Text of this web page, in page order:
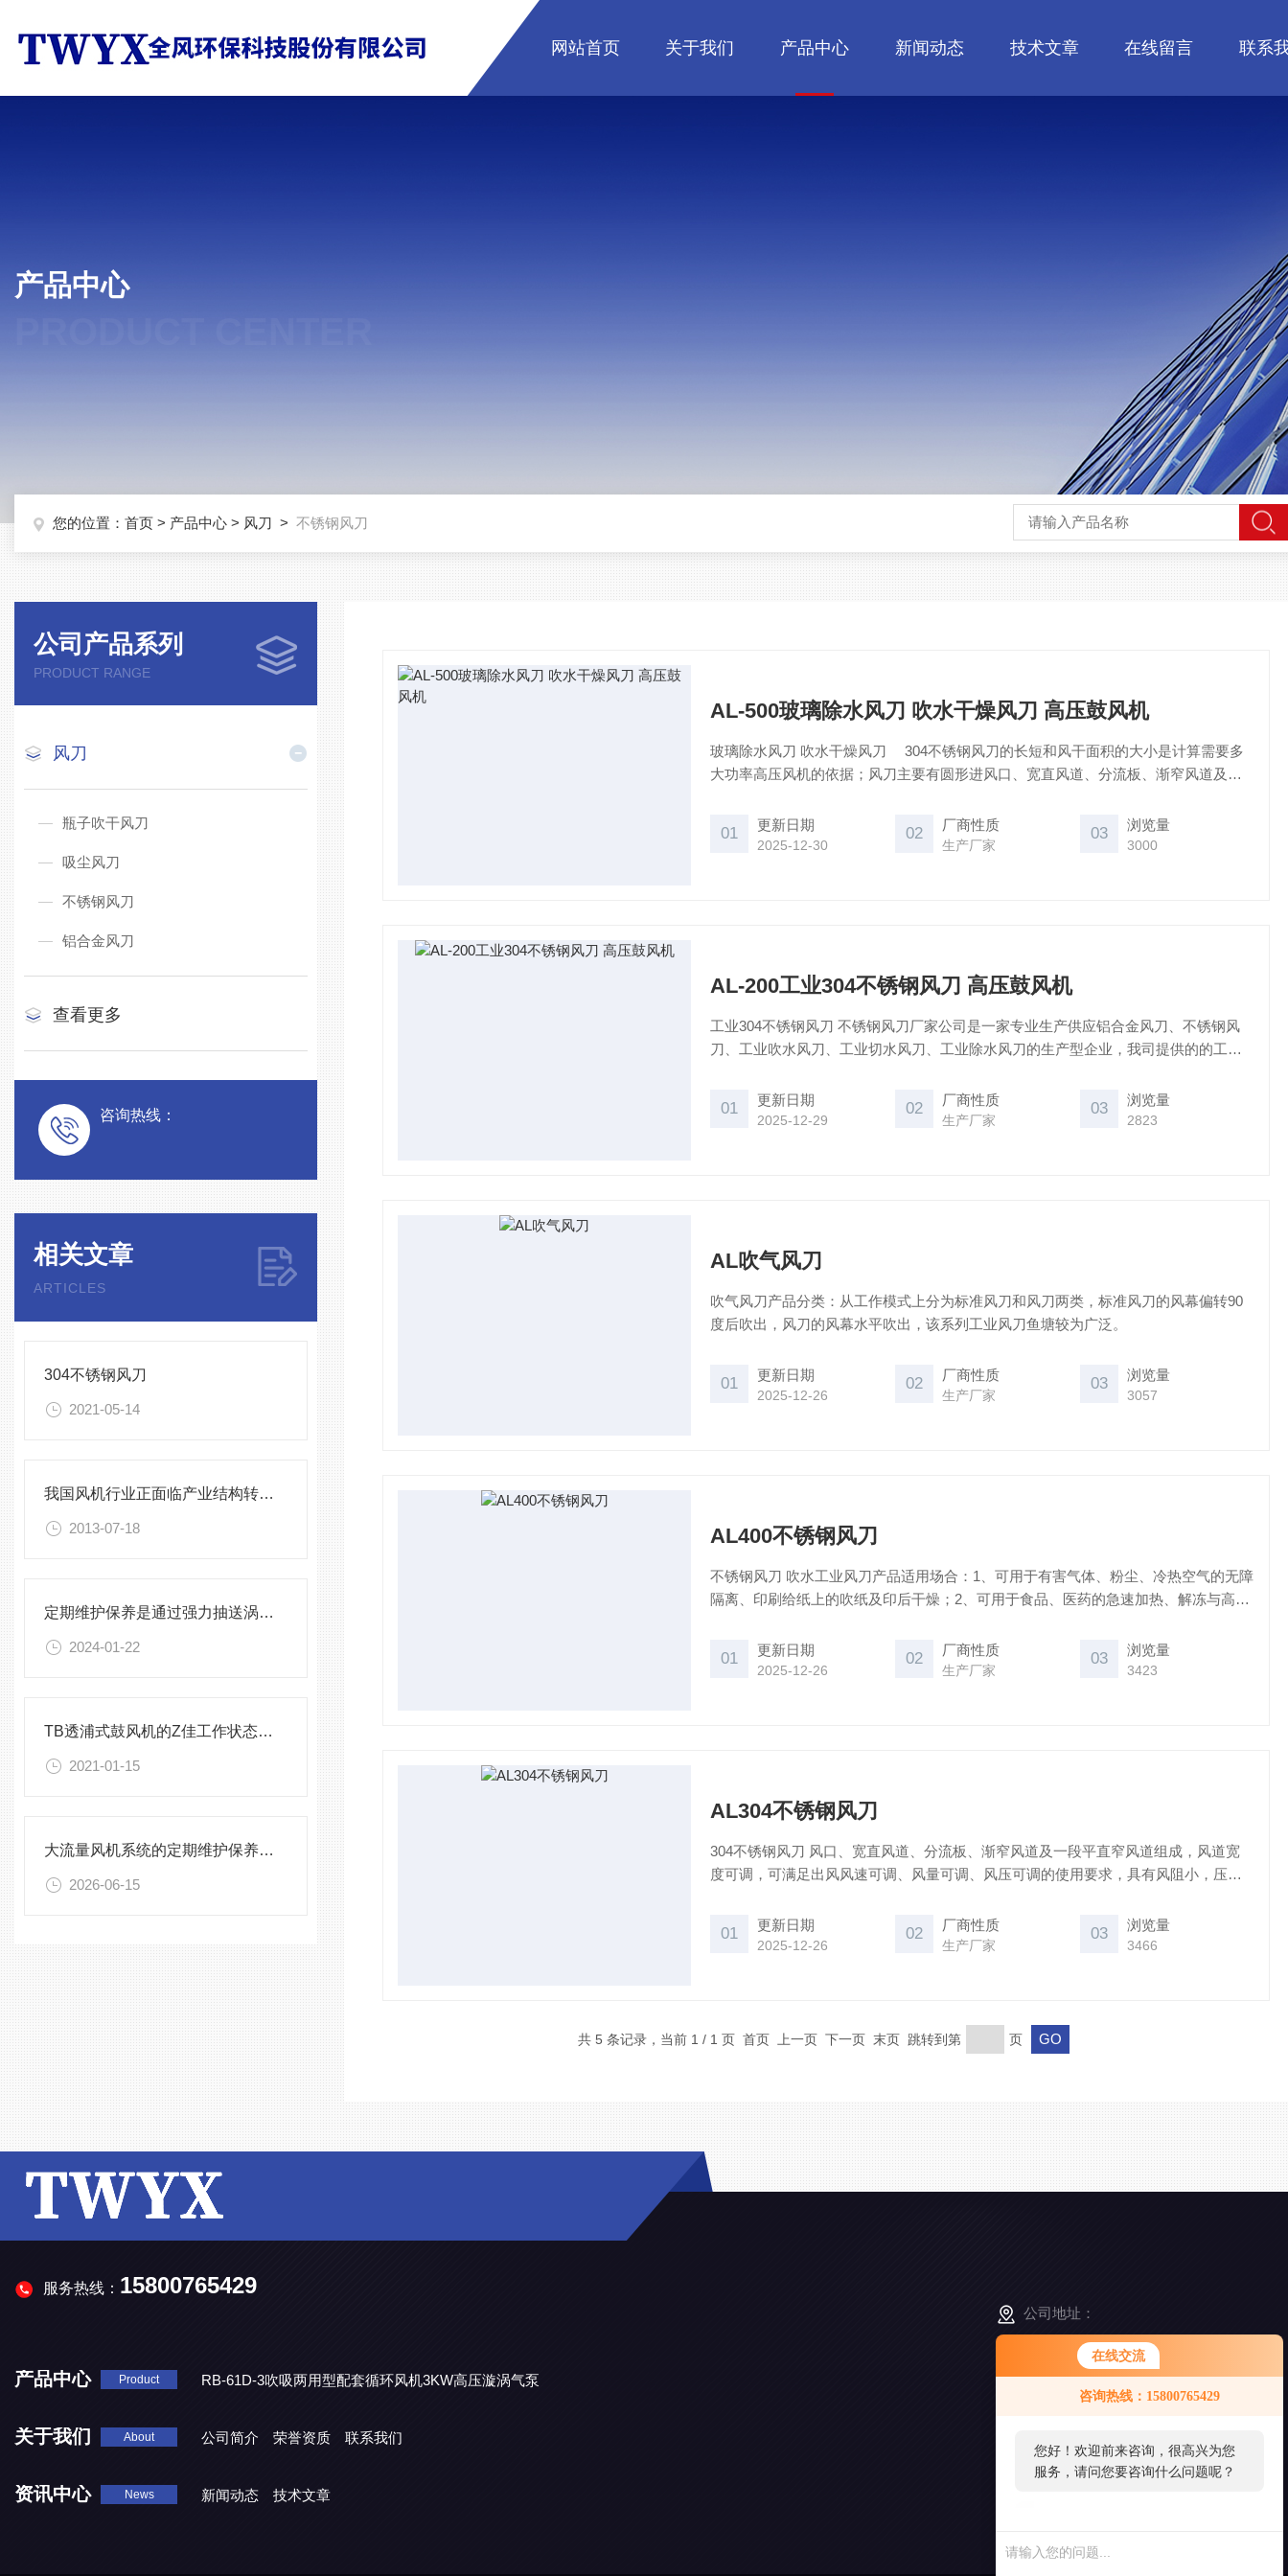
在线交流
咨询热线：15800765429
服务，请问您要咨询什么问题呢？
您好，看您停留很久了，是否找到
了需求产品，您可以直接在线与我
网站首页 关于我们 产品中心 新闻动态 技术文章 在线留言 联系
产品中心
您的位置： 首页 > 产品中心 > 风刀 > 不锈钢风刀
公司产品系列
PRODUCT RANGE
风刀
瓶子吹干风刀
吸尘风刀
不锈钢风刀
铝合金风刀
查看更多
咨询热线：
相关文章
ARTICLES
304不锈钢风刀
2021-05-14
我国风机行业正面临产业结构转型升级
2013-07-18
定期维护保养是通过强力抽送涡轮风机工作效率的关键因素
2024-01-22
TB透浦式鼓风机的Z佳工作状态需要我们做什么
2021-01-15
大流量风机系统的定期维护保养制度分享
2026-06-15
AL-500玻璃除水风刀 吹水干燥风刀 高压鼓风机
玻璃除水风刀 吹水干燥风刀 304不锈钢风刀的长短和风干面积的大小是计算需要多
大功率高压风机的依据；风刀主要有圆形进风口、宽直风道、分流板、渐窄风道及一
用要求，具有风阻小，压损小的特点。
01 更新日期
2025-12-30
02 厂商性质
生产厂家
03 浏览量
3000
AL-200工业304不锈钢风刀 高压鼓风机
工业304不锈钢风刀 不锈钢风刀厂家公司是一家专业生产供应铝合金风刀、不锈钢风
刀、工业吹水风刀、工业切水风刀、工业除水风刀的生产型企业，我司提供的的工业
01 更新日期
2025-12-29
02 厂商性质
生产厂家
03 浏览量
2823
AL吹气风刀
吹气风刀产品分类：从工作模式上分为标准风刀和风刀两类，标准风刀的风幕偏转90
度后吹出，风刀的风幕水平吹出，该系列工业风刀鱼塘较为广泛。
01 更新日期
2025-12-26
02 厂商性质
生产厂家
03 浏览量
3057
AL400不锈钢风刀
不锈钢风刀 吹水工业风刀产品适用场合：1、可用于有害气体、粉尘、冷热空气的无障
隔离、印刷给纸上的吹纸及印后干燥；2、可用于食品、医药的急速加热、解冻与高温
色金属板/线材生产等不同行业多种工序中的除水干燥。
01 更新日期
2025-12-26
02 厂商性质
生产厂家
03 浏览量
3423
AL304不锈钢风刀
304不锈钢风刀 风口、宽直风道、分流板、渐窄风道及一段平直窄风道组成，风道宽
度可调，可满足出风风速可调、风量可调、风压可调的使用要求，具有风阻小，压损
01 更新日期
2025-12-26
02 厂商性质
生产厂家
03 浏览量
3466
共 5 条记录，当前 1 / 1 页 首页 上一页 下一页 末页 跳转到第 页
服务热线： 15800765429
产品中心 Product
RB-61D-3吹吸两用型配套循环风机3KW高压漩涡气泵
RB-61D-A1单相电1.6KW吹吸两用型配套循环风机220V高压漩涡气泵
关于我们 About 公司简介 荣誉资质 联系我们
资讯中心 News 新闻动态 技术文章
公司地址：
江苏省南京市高淳区经济开发区凤山路5-8号
添
加